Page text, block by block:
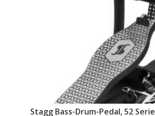
Stagg Bass-Drum-Pedal, 52 Serie